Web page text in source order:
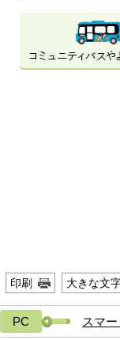
印刷 大きな文
PC スマ